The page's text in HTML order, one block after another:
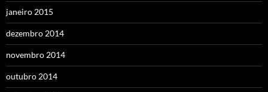
janeiro 2015
dezembro 2014
novembro 2014
outubro 2014